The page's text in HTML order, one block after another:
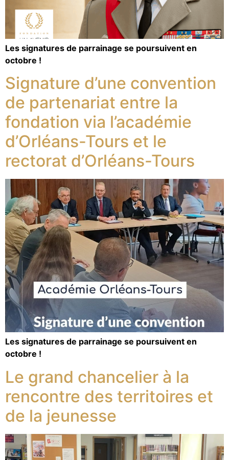
Les signatures de parrainage se poursuivent en
octobre !
Signature d’une convention
de partenariat entre la
fondation via l’académie
d’Orléans-Tours et le
rectorat d’Orléans-Tours
Les signatures de parrainage se poursuivent en
octobre !
Le grand chancelier à la
rencontre des territoires et
de la jeunesse